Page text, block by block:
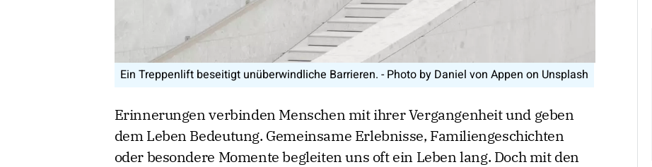
Ein Treppenlift beseitigt unüberwindliche Barrieren. - Photo by Daniel von Appen on Unsplash
Erinnerungen verbinden Menschen mit ihrer Vergangenheit und geben
dem Leben Bedeutung. Gemeinsame Erlebnisse, Familiengeschichten
oder besondere Momente begleiten uns oft ein Leben lang. Doch mit den